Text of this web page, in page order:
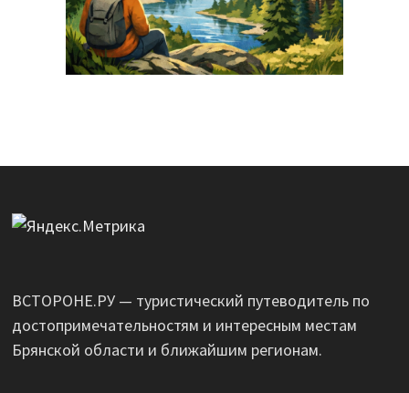
ВСТОРОНЕ.РУ — туристический путеводитель по
достопримечательностям и интересным местам
Брянской области и ближайшим регионам.